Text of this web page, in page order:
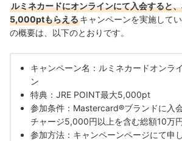
ルミネカードにオンラインにて入会すると
5,000ptもらえるキャンペーンを実施して
の概要は、以下のとおりです。
キャンペーン名：ルミネカードオンラ
ン
特典：JRE POINT最大5,000pt
参加条件：Mastercard®ブランドに入
チャージ5,000円以上を含む総額10万
参加方法：キャンペーンページにて申